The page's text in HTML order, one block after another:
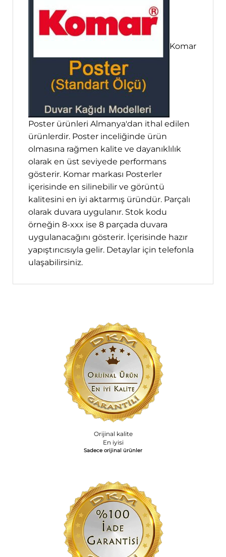
Komar
Poster ürünleri Almanya'dan ithal edilen
ürünlerdir. Poster inceliğinde ürün
olmasına rağmen kalite ve dayanıklılık
olarak en üst seviyede performans
gösterir. Komar markası Posterler
içerisinde en silinebilir ve görüntü
kalitesini en iyi aktarmış üründür. Parçalı
olarak duvara uygulanır. Stok kodu
örneğin 8-xxx ise 8 parçada duvara
uygulanacağını gösterir. İçerisinde hazır
yapıştırıcısıyla gelir. Detaylar için telefonla
ulaşabilirsiniz.
Orijinal kalite
En iyisi
Sadece orijinal ürünler